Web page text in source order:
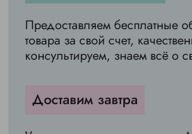
Предоставляем бесплатные
товара за свой счет,
консультируем, знаем всё о
Доставим завтра